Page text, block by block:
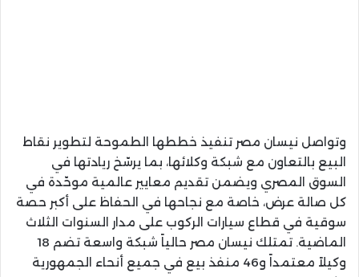
وتواصل نيسان مصر تنفيذ خططها الطموحة لتطوير نقاط
البيع بالتعاون مع شبكة وكلائها، بما يرسّخ ريادتها في
السوق المصري ويضمن تقديم معايير عالمية موحّدة في
كل صالة عرض، خاصة مع نجاحها في الحفاظ على أكبر حصة
سوقية في قطاع سيارات الركوب على مدار السنوات الثلاث
الماضية. تمتلك نيسان مصر حالياً شبكة واسعة تضم 18
وكيلاً معتمداً و46 منفذ بيع في جميع أنحاء الجمهورية